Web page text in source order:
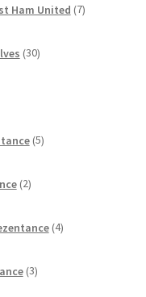
Ham United 7izdelkov
30izdelkov
5izdelkov
2izdelka
4izdelki
3izdelki